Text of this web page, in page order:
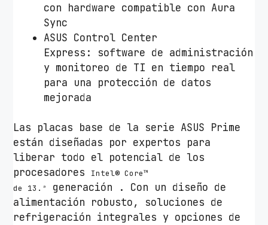
con hardware compatible con Aura
Sync
ASUS Control Center
Express: software de administración
y monitoreo de TI en tiempo real
para una protección de datos
mejorada
Las placas base de la serie ASUS Prime
están diseñadas por expertos para
liberar todo el potencial de los
procesadores
Intel® Core™
de 13.ª
generación . Con un diseño de
alimentación robusto, soluciones de
refrigeración integrales y opciones de